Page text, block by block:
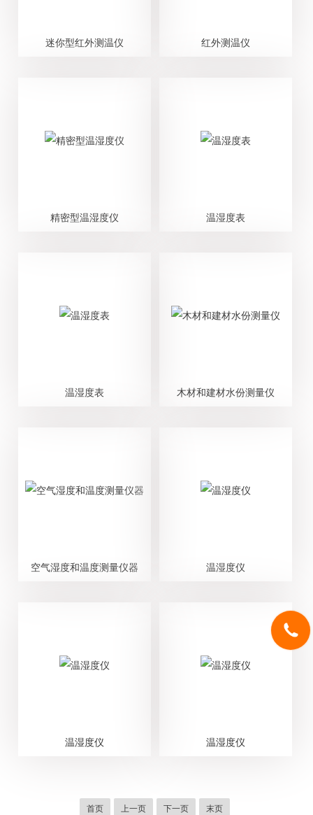
迷你型红外测温仪 红外测温仪
精密型温湿度仪 温湿度表
温湿度表 木材和建材水份测量仪
空气湿度和温度测量仪器 温湿度仪
温湿度仪 温湿度仪
首页 上一页 下一页 末页